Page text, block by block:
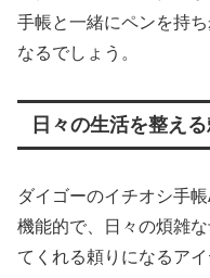
手帳と一緒にペンを持
なるでしょう。
日々の生活を整え
ダイゴーのイチオシ手
機能的で、日々の煩雑
てくれる頼りになるアイ